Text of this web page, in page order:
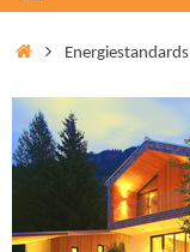
Energiestandards